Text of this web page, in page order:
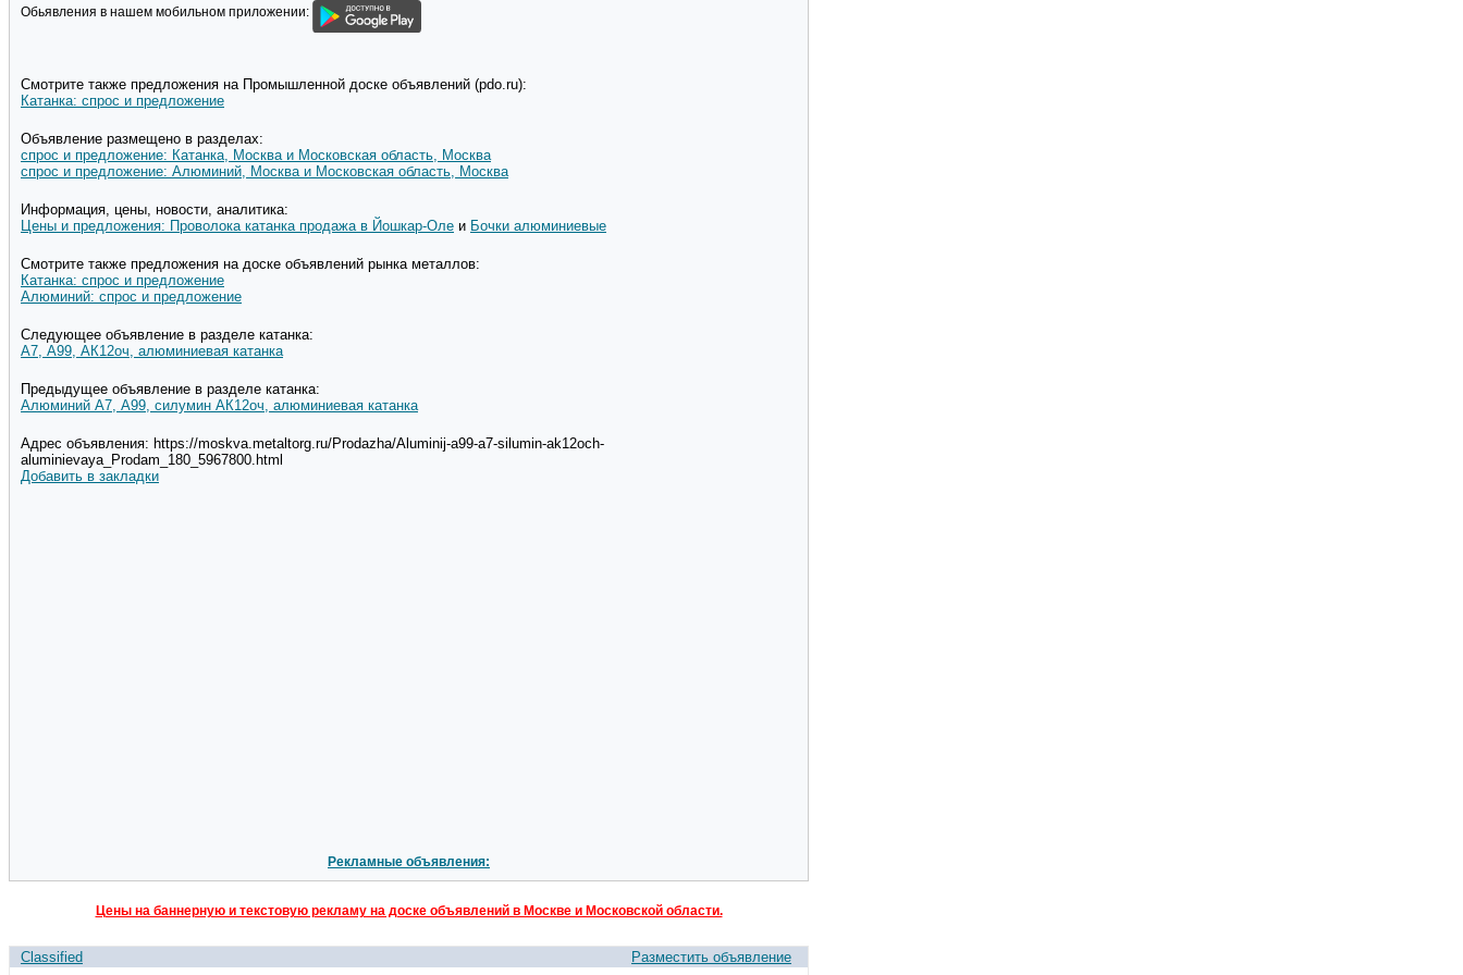
Обьявления в нашем мобильном приложении:
Смотрите также предложения на Промышленной доске объявлений (pdo.ru):
Катанка: спрос и предложение
Объявление размещено в разделах:
спрос и предложение: Катанка, Москва и Московская область, Москва
спрос и предложение: Алюминий, Москва и Московская область, Москва
Информация, цены, новости, аналитика:
Цены и предложения: Проволока катанка продажа в Йошкар-Оле и Бочки алюминиевые
Смотрите также предложения на доске объявлений рынка металлов:
Катанка: спрос и предложение
Алюминий: спрос и предложение
Следующее объявление в разделе катанка:
А7, А99, АК12оч, алюминиевая катанка
Предыдущее объявление в разделе катанка:
Алюминий А7, А99, силумин АК12оч, алюминиевая катанка
Адрес объявления: https://moskva.metaltorg.ru/Prodazha/Aluminij-a99-a7-silumin-ak12och-
aluminievaya_Prodam_180_5967800.html
Добавить в закладки
Рекламные объявления:
Цены на баннерную и текстовую рекламу на доске объявлений в Москве и Московской области.
Classified Разместить объявление